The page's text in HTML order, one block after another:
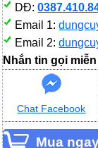
DĐ:
Email 1:
Email 2:
Nhắn tin gọi
Chat Facebook